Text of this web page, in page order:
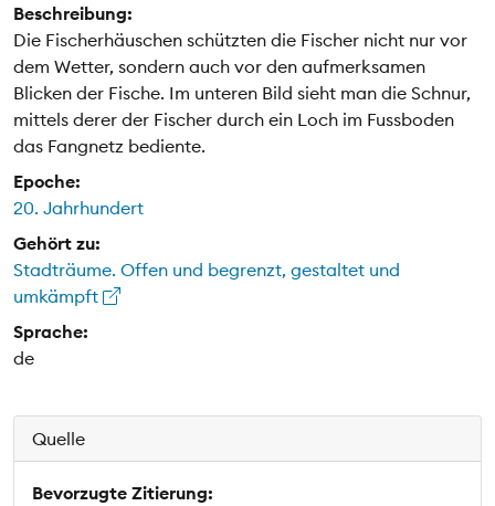
Beschreibung:
Die Fischerhäuschen schützten die Fischer nicht nur vor
dem Wetter, sondern auch vor den aufmerksamen
Blicken der Fische. Im unteren Bild sieht man die Schnur,
mittels derer der Fischer durch ein Loch im Fussboden
das Fangnetz bediente.
Epoche:
20. Jahrhundert
Gehört zu:
Stadträume. Offen und begrenzt, gestaltet und
umkämpft
Sprache:
de
Quelle
Bevorzugte Zitierung: